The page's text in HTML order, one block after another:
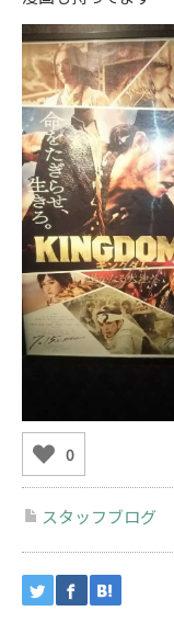
0
スタッフブログ